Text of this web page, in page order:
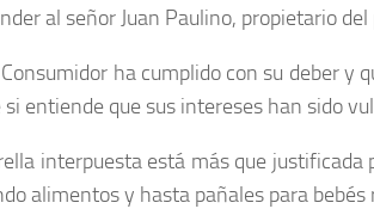
al señor Juan Paulino, propietario
ha cumplido con su deber
entiende que sus intereses han sido
interpuesta está más que
alimentos y hasta pañales para bebés